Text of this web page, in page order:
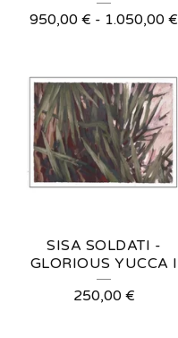
950,00 € - 1.050,00 €
SISA SOLDATI -
GLORIOUS YUCCA I
250,00 €